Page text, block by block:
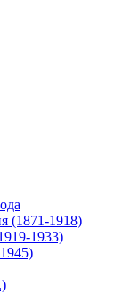
(1871-1918)
1933)